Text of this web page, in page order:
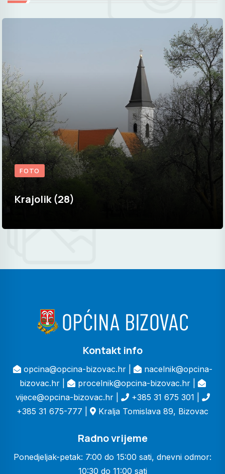
FOTO
Krajolik (28)
Kontakt info
opcina@opcina-bizovac.hr |
nacelnik@opcina-
bizovac.hr |
procelnik@opcina-bizovac.hr |
vijece@opcina-bizovac.hr |
+385 31 675 301 |
+385 31 675-777 |
Kralja Tomislava 89, Bizovac
Radno vrijeme
Ponedjeljak-petak: 7:00 do 15:00 sati, dnevni odmor:
10:30 do 11:00 sati